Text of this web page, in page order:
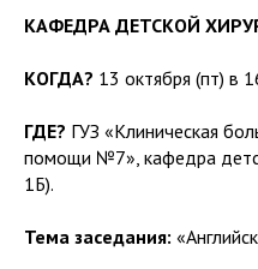
КАФЕДРА ДЕТСКОЙ
КОГДА? 13 октября (пт) в
ГДЕ? ГУЗ «Клиническая
помощи №7», кафедра
1Б).
Тема заседания: